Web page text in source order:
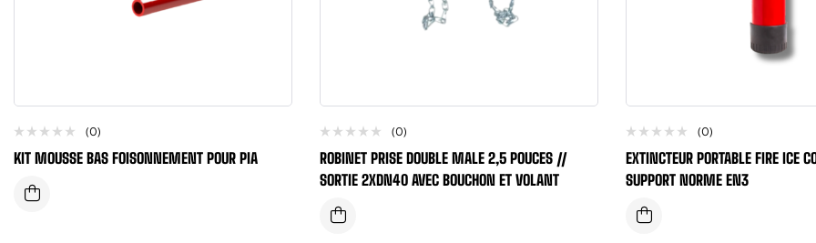
(0)
KIT MOUSSE BAS FOISONNEMENT POUR PIA
(0)
ROBINET PRISE DOUBLE MALE 2,5 POUCES //
SORTIE 2XDN40 AVEC BOUCHON ET VOLANT
(0)
EXTINCTEUR PORTABLE FIRE ICE
SUPPORT NORME EN3